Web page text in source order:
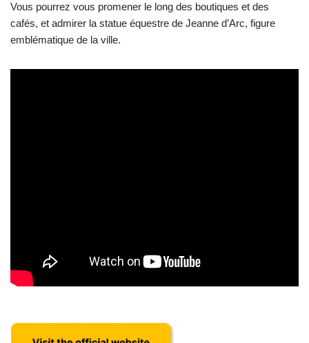
Vous pourrez vous promener le long des boutiques et des
cafés, et admirer la statue équestre de Jeanne d’Arc, figure
emblématique de la ville.